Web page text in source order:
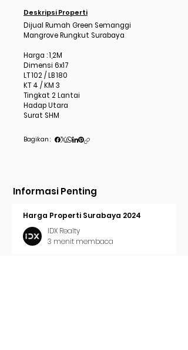
Deskripsi Properti
Dijual Rumah Green Semanggi
Mangrove Rungkut Surabaya
Harga : 1,2M
Dimensi 6x17
LT 102 / LB 180
KT 4 / KM 3
Tingkat 2 Lantai
Hadap Utara
Surat SHM
Bagikan :
Informasi Penting
Harga Properti Surabaya 2024
IDX Realty
3 menit membaca